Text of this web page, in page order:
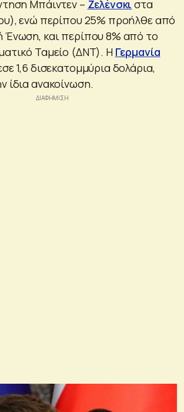
Μπάιντεν – Ζελένσκι στα
ενώ περίπου 25% προήλθε από
Ένωση, και περίπου 8% από το
Ταμείο (ΔΝΤ). Η Γερμανία
1,6 δισεκατομμύρια δολάρια,
ίδια ανακοίνωση.